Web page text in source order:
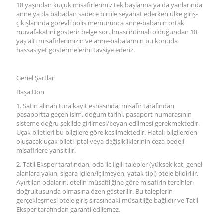
18 yaşından küçük misafirlerimiz tek başlarına ya da yanlarında
anne ya da babadan sadece biri ile seyahat ederken ülke giriş-
çıkışlarında görevli polis memurunca anne-babanın ortak
muvafakatini gösterir belge sorulması ihtimali olduğundan 18
yaş altı misafirlerimizin ve anne-babalarının bu konuda
hassasiyet göstermelerini tavsiye ederiz.
Genel Şartlar
Başa Dön
1. Satın alınan tura kayıt esnasında; misafir tarafından
pasaportta geçen isim, doğum tarihi, pasaport numarasının
sisteme doğru şekilde girilmesi/beyan edilmesi gerekmektedir.
Uçak biletleri bu bilgilere göre kesilmektedir. Hatalı bilgilerden
oluşacak uçak bileti iptal veya değişikliklerinin ceza bedeli
misafirlere yansıtılır.
2. Tatil Eksper tarafından, oda ile ilgili talepler (yüksek kat, genel
alanlara yakın, sigara içilen/içilmeyen, yatak tipi) otele bildirilir.
Ayırtılan odaların, otelin müsaitliğine göre misafirin tercihleri
doğrultusunda olmasına özen gösterilir. Bu taleplerin
gerçekleşmesi otele giriş sırasındaki müsaitliğe bağlıdır ve Tatil
Eksper tarafından garanti edilemez.